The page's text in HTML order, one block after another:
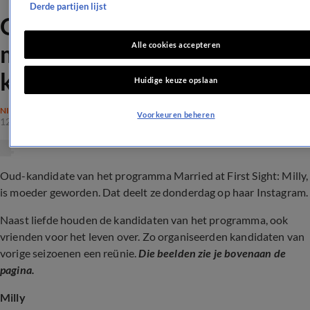
Oud MAFS-deelneemster is
moeder geworden van eerste
kindje
NIEUWS
12 okt 2023, 15:13
Oud-kandidate van het programma Married at First Sight: Milly,
is moeder geworden. Dat deelt ze donderdag op haar Instagram.
Naast liefde houden de kandidaten van het programma, ook
vrienden voor het leven over. Zo organiseerden kandidaten van
vorige seizoenen een reünie.Die beelden zie je bovenaan de
pagina.
Milly
Derde partijen lijst
Alle cookies accepteren
Huidige keuze opslaan
Voorkeuren beheren